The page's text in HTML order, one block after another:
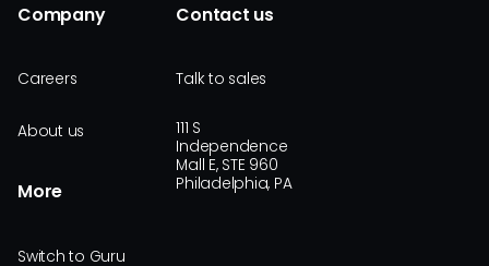
Company
Careers
About us
More
Switch to Guru
Contact us
Talk to sales
111 S
Independence
Mall E, STE 960
Philadelphia, PA